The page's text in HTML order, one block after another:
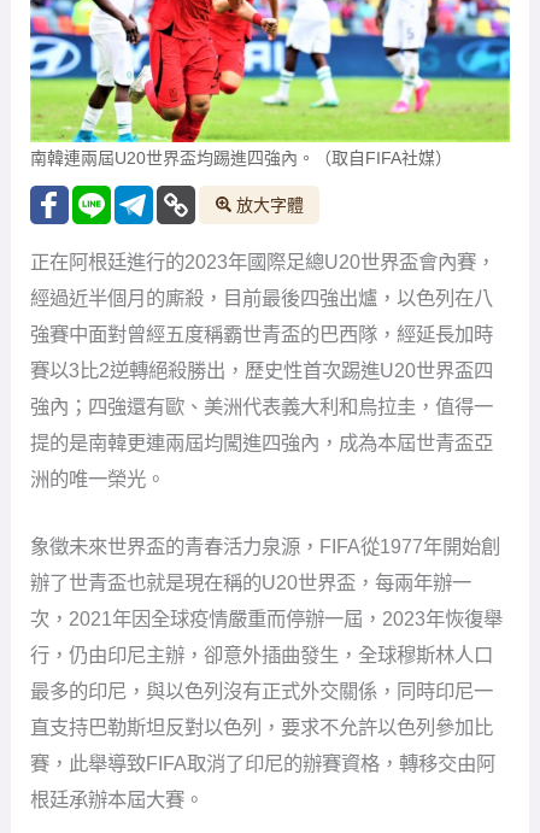
南韓連兩屆U20世界盃均踢進四強內。（取自FIFA社媒）
放大字體
正在阿根廷進行的2023年國際足總U20世界盃會內賽，
經過近半個月的廝殺，目前最後四強出爐，以色列在八
強賽中面對曾經五度稱霸世青盃的巴西隊，經延長加時
賽以3比2逆轉絕殺勝出，歷史性首次踢進U20世界盃四
強內；四強還有歐、美洲代表義大利和烏拉圭，值得一
提的是南韓更連兩屆均闖進四強內，成為本屆世青盃亞
洲的唯一榮光。
象徵未來世界盃的青春活力泉源，FIFA從1977年開始創
辦了世青盃也就是現在稱的U20世界盃，每兩年辦一
次，2021年因全球疫情嚴重而停辦一屆，2023年恢復舉
行，仍由印尼主辦，卻意外插曲發生，全球穆斯林人口
最多的印尼，與以色列沒有正式外交關係，同時印尼一
直支持巴勒斯坦反對以色列，要求不允許以色列參加比
賽，此舉導致FIFA取消了印尼的辦賽資格，轉移交由阿
根廷承辦本屆大賽。